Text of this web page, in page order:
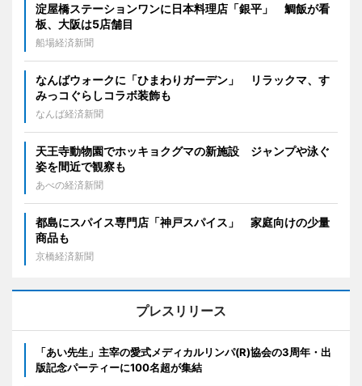
淀屋橋ステーションワンに日本料理店「銀平」 鯛飯が看
板、大阪は5店舗目
船場経済新聞
なんばウォークに「ひまわりガーデン」 リラックマ、す
みっコぐらしコラボ装飾も
なんば経済新聞
天王寺動物園でホッキョクグマの新施設 ジャンプや泳ぐ
姿を間近で観察も
あべの経済新聞
都島にスパイス専門店「神戸スパイス」 家庭向けの少量
商品も
京橋経済新聞
プレスリリース
「あい先生」主宰の愛式メディカルリンパ(R)協会の3周年・出
版記念パーティーに100名超が集結